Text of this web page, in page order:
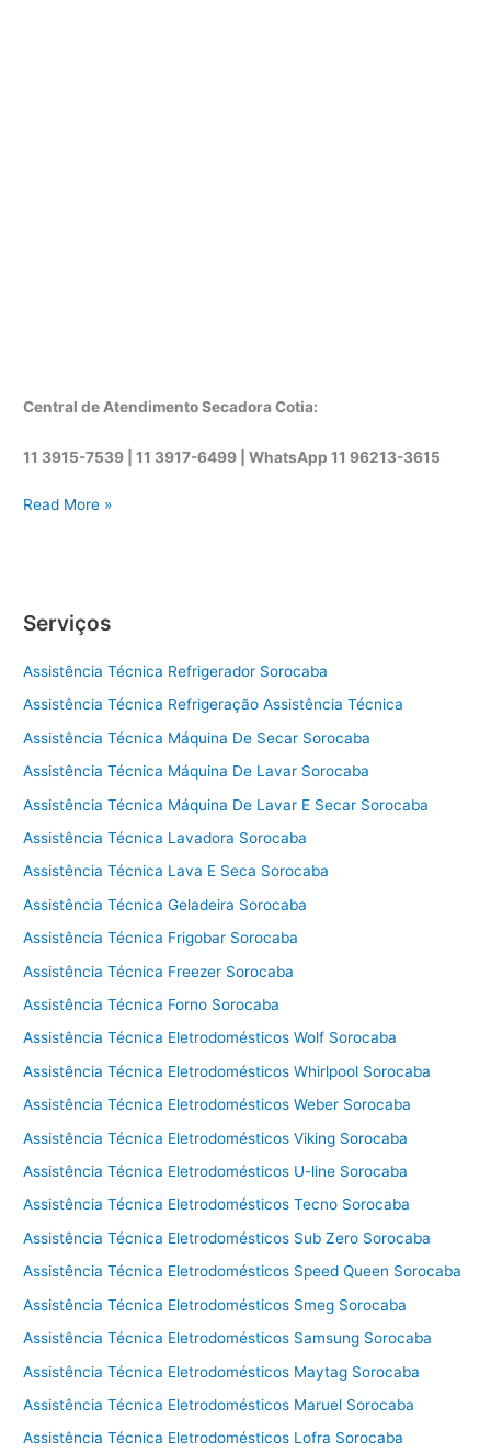
Central de Atendimento Secadora Cotia:
11 3915-7539 | 11 3917-6499 |WhatsApp11 96213-3615
A
t
n
c
a
t
n
i
a
s
a
d
r
a
C
t
i
Read More »
Serviços
Assistência Técnica Refrigerador Sorocaba
Assistência Técnica Refrigeração Assistência Técnica
Assistência Técnica Máquina De Secar Sorocaba
Assistência Técnica Máquina De Lavar Sorocaba
Assistência Técnica Máquina De Lavar E Secar Sorocaba
Assistência Técnica Lavadora Sorocaba
Assistência Técnica Lava E Seca Sorocaba
Assistência Técnica Geladeira Sorocaba
Assistência Técnica Frigobar Sorocaba
Assistência Técnica Freezer Sorocaba
Assistência Técnica Forno Sorocaba
Assistência Técnica Eletrodomésticos Wolf Sorocaba
Assistência Técnica Eletrodomésticos Whirlpool Sorocaba
Assistência Técnica Eletrodomésticos Weber Sorocaba
Assistência Técnica Eletrodomésticos Viking Sorocaba
Assistência Técnica Eletrodomésticos U-line Sorocaba
Assistência Técnica Eletrodomésticos Tecno Sorocaba
Assistência Técnica Eletrodomésticos Sub Zero Sorocaba
Assistência Técnica Eletrodomésticos Speed Queen Sorocaba
Assistência Técnica Eletrodomésticos Smeg Sorocaba
Assistência Técnica Eletrodomésticos Samsung Sorocaba
Assistência Técnica Eletrodomésticos Maytag Sorocaba
Assistência Técnica Eletrodomésticos Maruel Sorocaba
Assistência Técnica Eletrodomésticos Lofra Sorocaba